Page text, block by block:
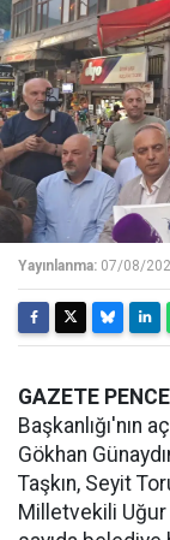
Yayınlanma: 07/08/
GAZETE
Başkanlığı'nın
Gökhan
Taşkın, Seyit
Milletvekili Uğur